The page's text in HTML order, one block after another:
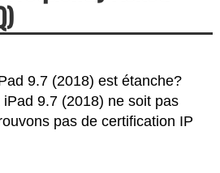
9.7 (2018) est étanche?
9.7 (2018) ne soit pas
pas de certification IP